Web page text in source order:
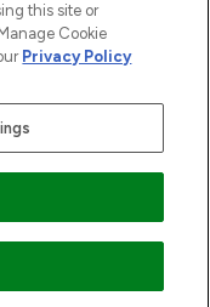
54 80538 Munich
this site or
Cookie
Privacy Policy